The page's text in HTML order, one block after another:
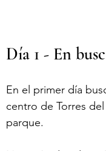
Día 1 - En
En el primer día
centro de Torres
parque.